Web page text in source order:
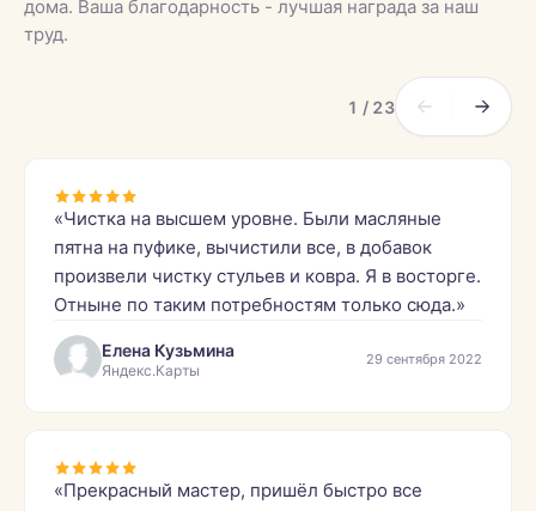
дома. Ваша благодарность - лучшая награда за наш
труд.
1 / 23
«Чистка на высшем уровне. Были масляные
пятна на пуфике, вычистили все, в добавок
произвели чистку стульев и ковра. Я в восторге.
Отныне по таким потребностям только сюда.»
Елена Кузьмина
Яндекс.Карты
29 сентября 2022
«Прекрасный мастер, пришёл быстро все